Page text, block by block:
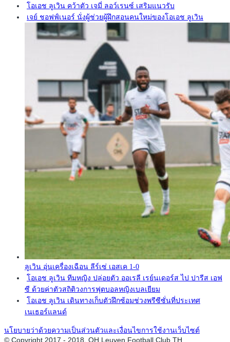
โอเอช ลูเวิน คว้าตัว เจมี่ ลอว์เรนซ์ เสริมแนวรับ
เจย์ ชอฟฟ์เนอร์ นั่งผู้ช่วยผู้ฝึกสอนคนใหม่ของโอเอช ลูเวิน
ลูเวิน อุ่นเครื่องเฉือน ลีร์เซ่ เอสเค 1-0
โอเอช ลูเวิน ทีมหญิง ปล่อยตัว ออเรลี เรย์นเดอร์ส ไป ปารีส เอฟ
ซี ด้วยค่าตัวสถิติวงการฟุตบอลหญิงเบลเยียม
โอเอช ลูเวิน เดินทางเก็บตัวฝึกซ้อมช่วงพรีซีซั่นที่ประเทศ
เนเธอร์แลนด์
นโยบายว่าด้วยความเป็นส่วนตัวและเงื่อนไขการใช้งานเว็บไซต์
© Copyright 2017 - 2018, OH Leuven Football Club TH